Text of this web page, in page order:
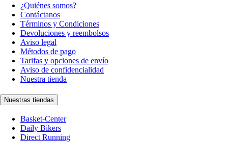
¿Quiénes somos?
Contáctanos
Términos y Condiciones
Devoluciones y reembolsos
Aviso legal
Métodos de pago
Tarifas y opciones de envío
Aviso de confidencialidad
Nuestra tienda
Nuestras tiendas
Basket-Center
Daily Bikers
Direct Running